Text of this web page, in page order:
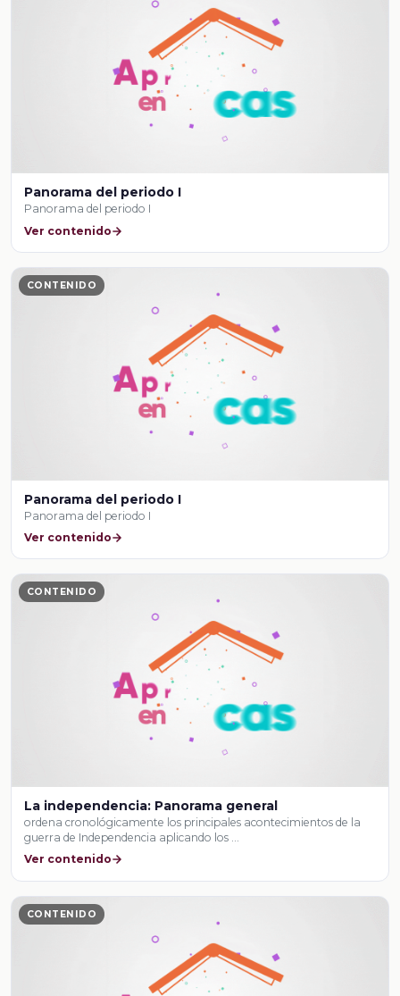
Panorama del periodo I
Panorama del periodo I
Ver contenido
CONTENIDO
Panorama del periodo I
Panorama del periodo I
Ver contenido
CONTENIDO
La independencia: Panorama general
ordena cronológicamente los principales acontecimientos de la
guerra de Independencia aplicando los …
Ver contenido
CONTENIDO